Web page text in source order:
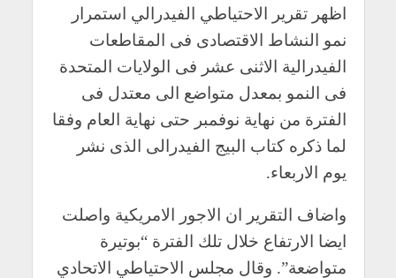
اظهر تقرير الاحتياطي الفيدرالي استمرار
نمو النشاط الاقتصادى فى المقاطعات
الفيدرالية الاثنى عشر فى الولايات المتحدة
فى النمو بمعدل متواضع الى معتدل فى
الفترة من نهاية نوفمبر حتى نهاية العام وفقا
لما ذكره كتاب البيج الفيدرالى الذى نشر
يوم الاربعاء.
واضاف التقرير ان الاجور الامريكية واصلت
ايضا الارتفاع خلال تلك الفترة “بوتيرة
متواضعة”. وقال مجلس الاحتياطي الاتحادي